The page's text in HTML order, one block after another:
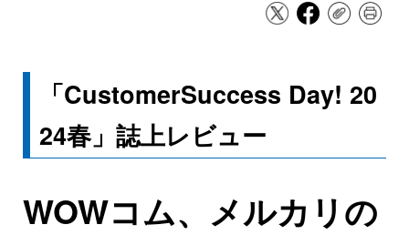
「CustomerSuccess Day! 20
24春」誌上レビュー
WOWコム、メルカリの